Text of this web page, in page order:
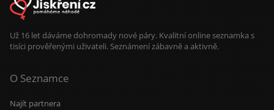
Už 16 let dáváme dohromady nové páry. Kvalitní online seznamka s
tisíci prověřenými uživateli. Seznámení zábavně a aktivně.
O Seznamce
Najít partnera